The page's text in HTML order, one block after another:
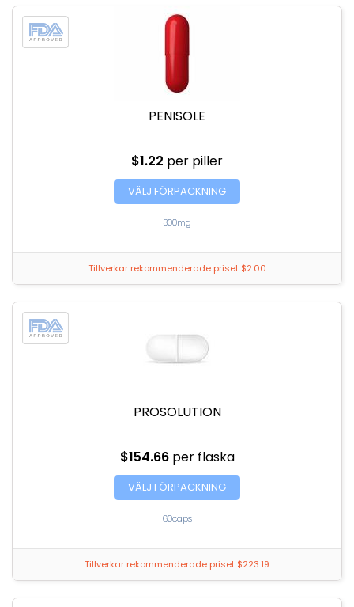
PENISOLE
$1.22 per piller
VÄLJ FÖRPACKNING
300mg
Tillverkar rekommenderade priset $2.00
PROSOLUTION
$154.66 per flaska
VÄLJ FÖRPACKNING
60caps
Tillverkar rekommenderade priset $223.19